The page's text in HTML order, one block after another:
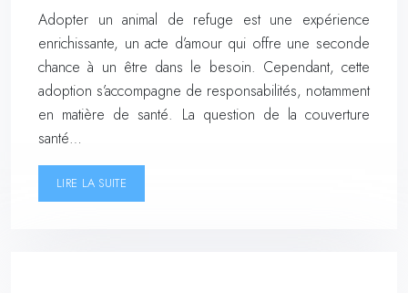
Adopter un animal de refuge est une expérience
enrichissante, un acte d’amour qui offre une seconde
chance à un être dans le besoin. Cependant, cette
adoption s’accompagne de responsabilités, notamment
en matière de santé. La question de la couverture
santé…
LIRE LA SUITE